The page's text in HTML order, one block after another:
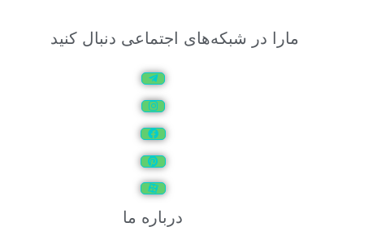
مارا در شبکه‌های اجتماعی دنبال کنید
درباره ما